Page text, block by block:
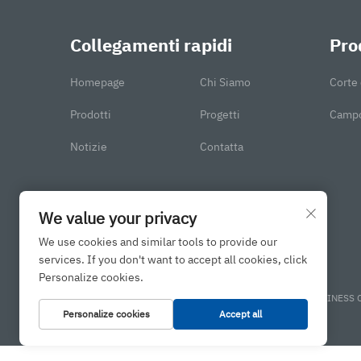
3.
Collegamenti rapidi
Homepage Chi Siamo
Prodotti Progetti
Notizie Contatta
Corte
Copyright © 2025 di JINAN BINGXIN INTERNATIONAL BUSINESS
We value your privacy
We use cookies and similar tools to provide our
services. If you don't want to accept all cookies, click
Personalize cookies.
Personalize cookies Accept all